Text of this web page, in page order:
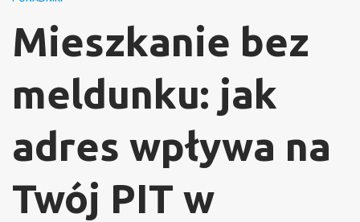
Mieszkanie bez
meldunku: jak
adres wpływa na
Twój PIT w